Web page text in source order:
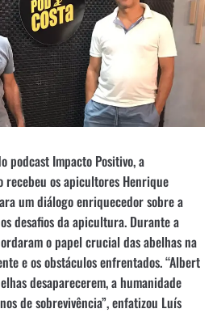
podcast Impacto Positivo, a
recebeu os apicultores Henrique
um diálogo enriquecedor sobre a
desafios da apicultura. Durante a
o papel crucial das abelhas na
e os obstáculos enfrentados. “Albert
desaparecerem, a humanidade
de sobrevivência”, enfatizou Luís